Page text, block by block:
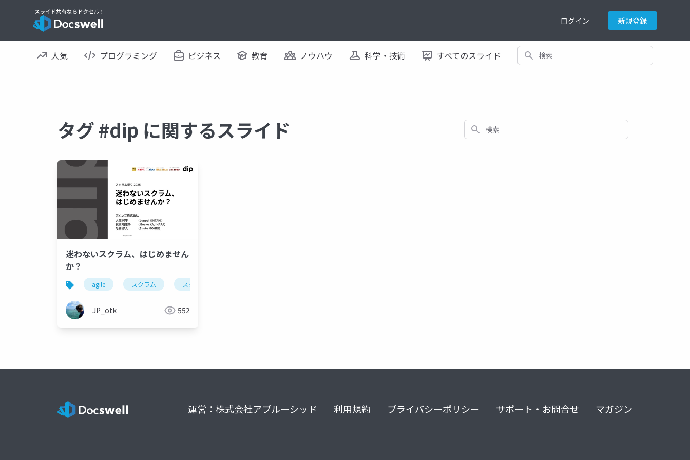
ログイン 新規登録
人気 プログラミング ビジネス 教育 ノウハウ 科学・技術 すべてのスライド 検索
タグ #dip に関するスライド 検索
迷わないスクラム、はじめません
か？
agile スクラム スクラムガイド
JP_otk 552
運営：株式会社アプルーシッド 利用規約 プライバシーポリシー サポート・お問合せ マガジン